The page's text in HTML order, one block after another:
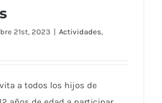
21st, 2023 | Actividades,
a todos los hijos de